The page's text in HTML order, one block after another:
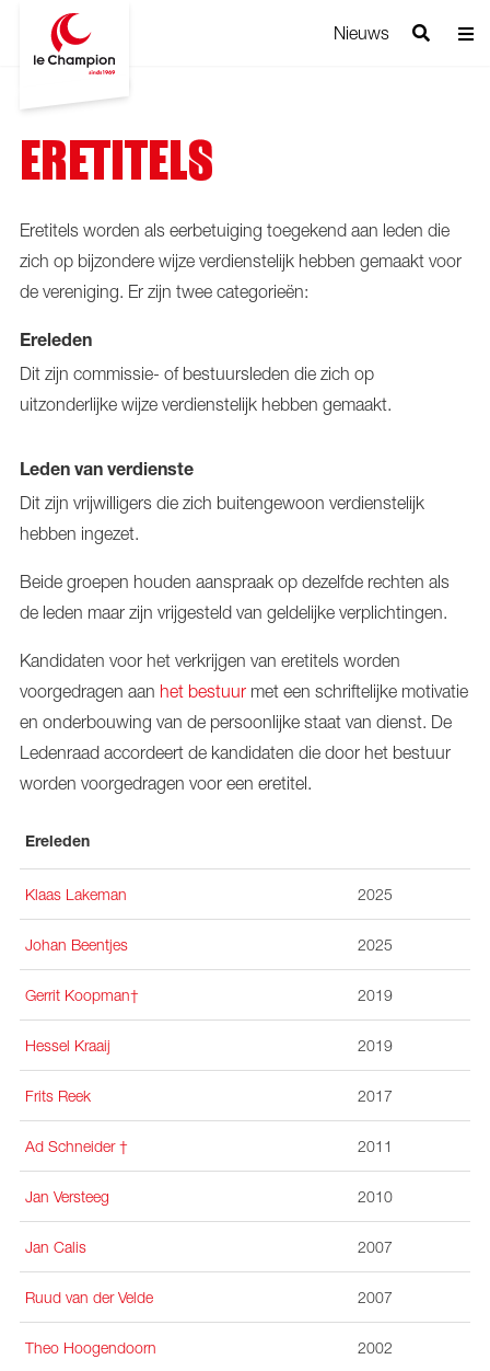
Nieuws
ERETITELS
Eretitels worden als eerbetuiging toegekend aan leden die
zich op bijzondere wijze verdienstelijk hebben gemaakt voor
de vereniging. Er zijn twee categorieën:
Ereleden
Dit zijn commissie- of bestuursleden die zich op
uitzonderlijke wijze verdienstelijk hebben gemaakt.
Leden van verdienste
Dit zijn vrijwilligers die zich buitengewoon verdienstelijk
hebben ingezet.
Beide groepen houden aanspraak op dezelfde rechten als
de leden maar zijn vrijgesteld van geldelijke verplichtingen.
Kandidaten voor het verkrijgen van eretitels worden
voorgedragen aan het bestuur met een schriftelijke motivatie
en onderbouwing van de persoonlijke staat van dienst. De
Ledenraad accordeert de kandidaten die door het bestuur
worden voorgedragen voor een eretitel.
Ereleden
Klaas Lakeman 2025
Johan Beentjes 2025
Gerrit Koopman† 2019
Hessel Kraaij 2019
Frits Reek 2017
Ad Schneider† 2011
Jan Versteeg 2010
Jan Calis 2007
Ruud van der Velde 2007
Theo Hoogendoorn 2002